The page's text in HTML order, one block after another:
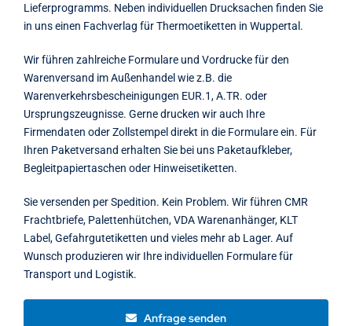
Lieferprogramms. Neben individuellen Drucksachen finden Sie
in uns einen Fachverlag für Thermoetiketten in Wuppertal.
Wir führen zahlreiche Formulare und Vordrucke für den
Warenversand im Außenhandel wie z.B. die
Warenverkehrsbescheinigungen EUR.1, A.TR. oder
Ursprungszeugnisse. Gerne drucken wir auch Ihre
Firmendaten oder Zollstempel direkt in die Formulare ein. Für
Ihren Paketversand erhalten Sie bei uns Paketaufkleber,
Begleitpapiertaschen oder Hinweisetiketten.
Sie versenden per Spedition. Kein Problem. Wir führen CMR
Frachtbriefe, Palettenhütchen, VDA Warenanhänger, KLT
Label, Gefahrgutetiketten und vieles mehr ab Lager. Auf
Wunsch produzieren wir Ihre individuellen Formulare für
Transport und Logistik.
Anfrage senden